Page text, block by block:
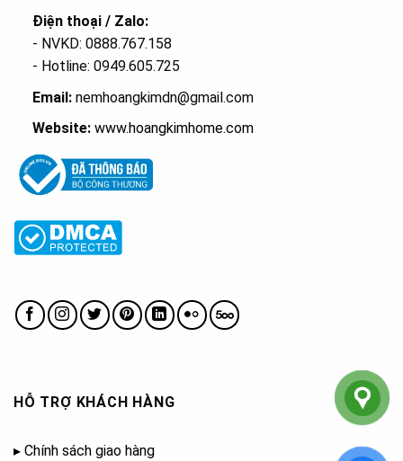
Điện thoại / Zalo:
- NVKD: 0888.767.158
- Hotline: 0949.605.725
Email:nemhoangkimdn@gmail.com
Website: www.hoangkimhome.com
HỖ TRỢ KHÁCH HÀNG
▸ Chính sách giao hàng